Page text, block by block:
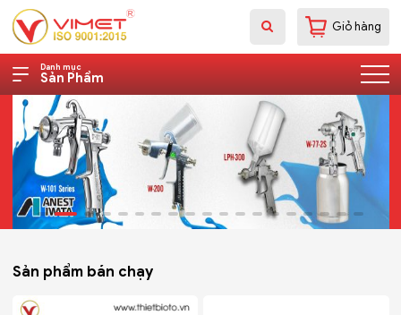
Giỏ hàng
Danh mục
Sản Phẩm
Sản phẩm bán chạy